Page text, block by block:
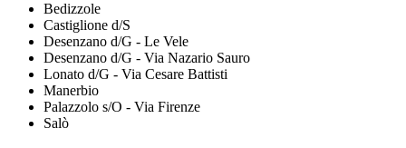
Bedizzole
Castiglione d/S
Desenzano d/G - Le Vele
Desenzano d/G - Via Nazario Sauro
Lonato d/G - Via Cesare Battisti
Manerbio
Palazzolo s/O - Via Firenze
Salò